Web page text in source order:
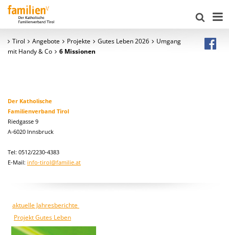
Tirol Angebote Projekte Gutes Leben 2026
Umgang
mit Handy & Co
6 Missionen
Der Katholische
Familienverband Tirol
Riedgasse 9
A-6020 Innsbruck
Tel: 0512/2230-4383
E-Mail: info-tirol@familie.at
aktuelle Jahresberichte
Projekt Gutes Leben